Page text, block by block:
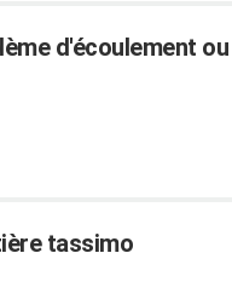
d'écoulement
tassimo